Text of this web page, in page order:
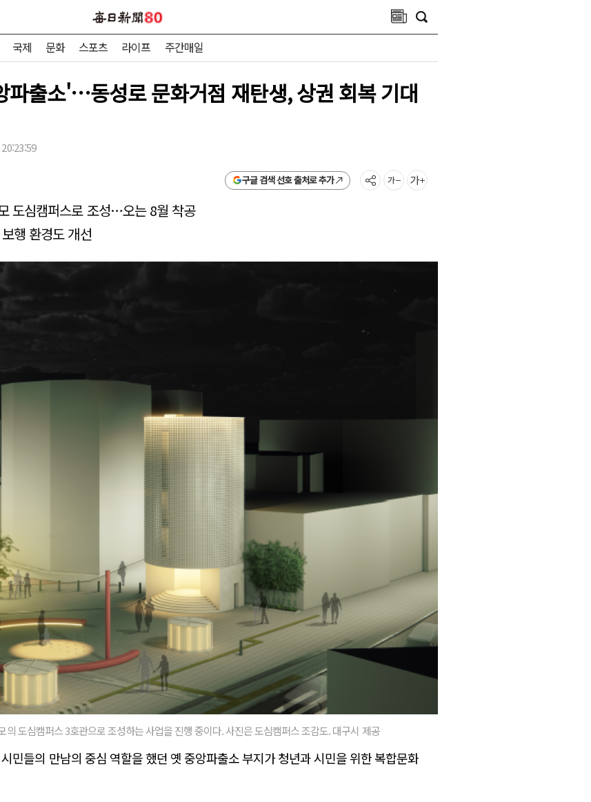
국제 문화 스포츠 라이프 주간매일
파출소'…동성로 문화거점 재탄생, 상권 회복 기대
구글 검색 선호 출처로 추가
도심캠퍼스로 조성…오는 8월 착공
행 환경도 개선
의 도심캠퍼스 3호관으로 조성하는 사업을 진행 중이다. 사진은 도심캠퍼스 조감도. 대구시 제공
민들의 만남의 중심 역할을 했던 옛 중앙파출소 부지가 청년과 시민을 위한 복합문화